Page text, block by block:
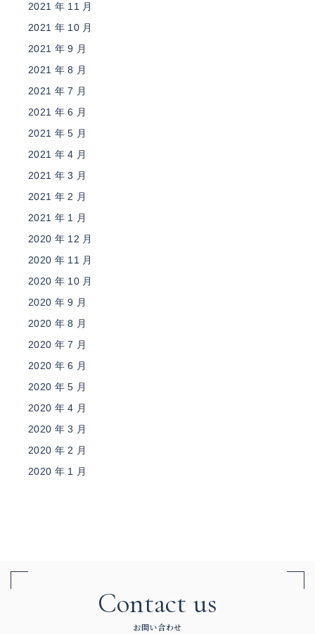
2021 年 11 月
2021 年 10 月
2021 年 9 月
2021 年 8 月
2021 年 7 月
2021 年 6 月
2021 年 5 月
2021 年 4 月
2021 年 3 月
2021 年 2 月
2021 年 1 月
2020 年 12 月
2020 年 11 月
2020 年 10 月
2020 年 9 月
2020 年 8 月
2020 年 7 月
2020 年 6 月
2020 年 5 月
2020 年 4 月
2020 年 3 月
2020 年 2 月
2020 年 1 月
Contact us
お問い合わせ